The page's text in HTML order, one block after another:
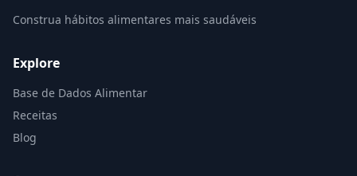
Construa hábitos alimentares mais saudáveis
Explore
Base de Dados Alimentar
Receitas
Blog